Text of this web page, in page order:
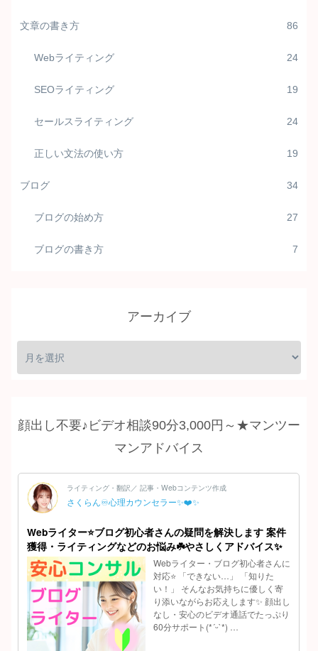
文章の書き方 86
Webライティング 24
SEOライティング 19
セールスライティング 24
正しい文法の使い方 19
ブログ 34
ブログの始め方 27
ブログの書き方 7
アーカイブ
顔出し不要♪ビデオ相談90分3,000円～★マンツー
マンアドバイス